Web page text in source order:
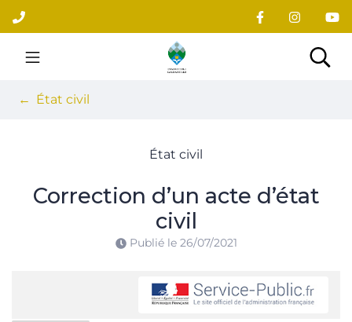
Aller
au
contenu
Site officiel du village
État civil
État civil
Correction d’un acte d’état
civil
Publié le 26/07/2021